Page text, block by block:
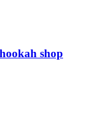
shop